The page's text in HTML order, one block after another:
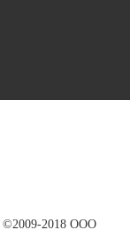
©2009-2018 ООО